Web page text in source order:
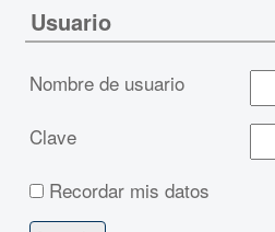
Usuario
Nombre de usuario
Clave
Recordar mis datos